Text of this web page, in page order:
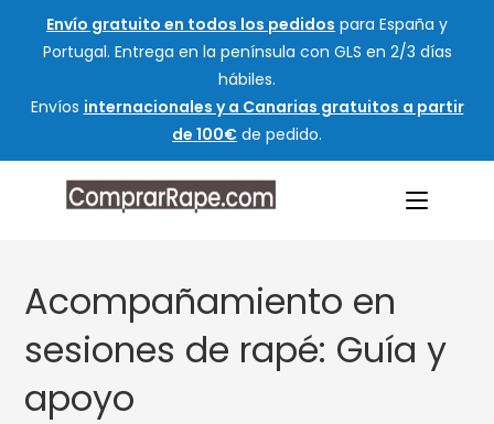
Envío gratuito en todos los pedidos para España y
Portugal. Entrega en la península con GLS en 2/3 días
hábiles.
Envíos internacionales y a Canarias gratuitos a partir
de 100€ de pedido.
Acompañamiento en
sesiones de rapé: Guía y
apoyo